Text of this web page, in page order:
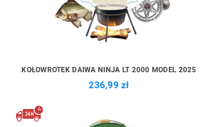
KOŁOWROTEK DAIWA NINJA LT 2000 MODEL 2025
236,99 zł